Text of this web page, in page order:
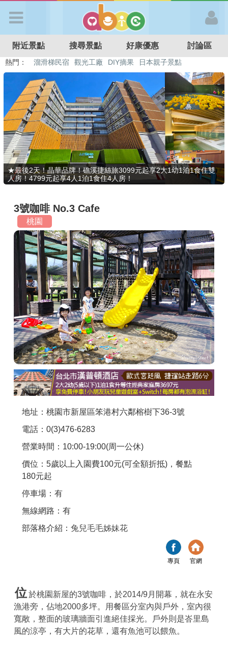
APP登入
首 頁
搜尋景點
好康優惠
最新消息
最新留言
商家合作
推薦景點
討論區
聯絡我們
APP下載
附近景點 搜尋景點 好康優惠 討論區
熱門： 溜滑梯民宿 觀光工廠 DIY摘果
日本親子景點
特色遊戲場
親子住房優惠 台北親子餐廳 溫泉泡湯SPA
★最後2天！晶華品牌！礁溪捷絲旅3099元起享2大1幼1泊1食住雙
人房！4799元起享4人1泊1食住4人房！
3號咖啡 No.3 Cafe
桃園
地址：桃園市新屋區笨港村六鄰榕樹下36-3號
電話：0(3)476-6283
營業時間：10:00-19:00(周一公休)
價位：5歲以上入園費100元(可全額折抵)，餐點
180元起
停車場：有
無線網路：有
部落格介紹： 兔兒毛毛姊妹花
專頁 官網
位 於桃園新屋的3號咖啡，於2014/9月開幕，就在永安
漁港旁，佔地2000多坪。用餐區分室內與戶外，室內很
寬敞，整面的玻璃牆面引進絕佳採光。戶外則是峇里島
風的涼亭，有大片的花草，還有魚池可以餵魚。